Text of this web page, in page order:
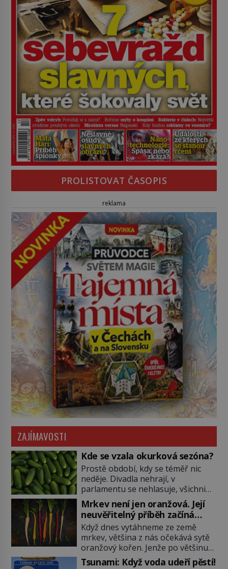
PROLISTOVAT ČASOPIS
reklama
ZAJÍMAVOSTI
Kde se vzala okurková sezóna?
Prostě období, kdy se téměř nic
neděje. Divadla nehrají, v
parlamentu se nehlasuje, všichni
jsou na dovolené a média tak
nemají o čem mluvit a psát. A
vymýšlejí si proto témata, které
nikoho nezajímají. Proč je však ona
letní doba spojovaná zrovna s
okurkami? Okurkovou sezónu
známe už od poloviny 19. století,
Mrkev není jen oranžová. Její
neuvěřitelný příběh začíná
fialovou barvou
Když dnes vytáhneme ze země
mrkev, většina z nás očekává sytě
oranžový kořen. Jenže po většinu
své historie je mrkev všechno
Tsunami: Když voda udeří pěstí!